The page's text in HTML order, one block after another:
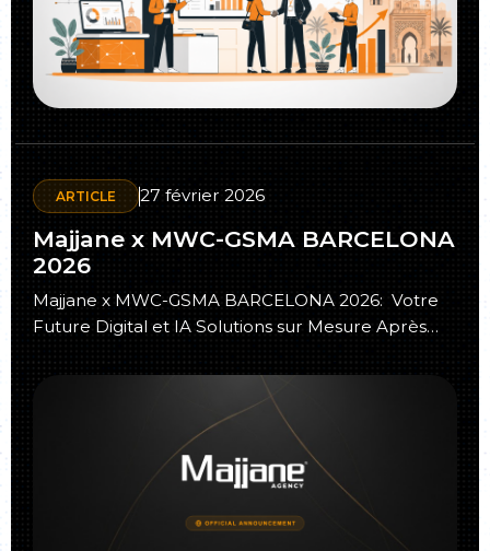
ARTICLE 27 février 2026
Majjane x MWC-GSMA BARCELONA
2026
Majjane x MWC-GSMA BARCELONA 2026: Votre
Future Digital et IA Solutions sur Mesure Après
avoir participé avec succès à GITEX…